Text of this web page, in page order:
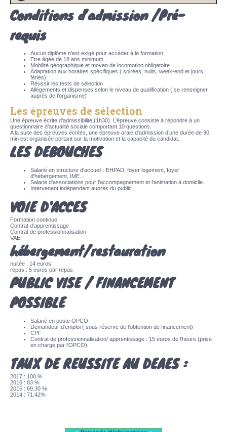
Conditions d’admission /Pré-
requis
Aucun diplôme n’est exigé pour accéder à la formation.
Etre âgée de 18 ans minimum
Mobilité géographique et moyen de locomotion obligatoire
Adaptation aux horaires spécifiques ( soirées, nuits, week-end et jours
fériés)
Réussir les tests de sélection
Allégements et dispenses selon le niveau de qualification ( se renseigner
auprès de l'organisme)
Les épreuves de sélection
Une épreuve écrite d’admissibilité (1h30). L’épreuve consiste à répondre à un
questionnaire d’actualité sociale comportant 10 questions.
A la suite des épreuves écrites, une épreuve orale d’admission d’une durée de 30
min est organisée portant sur la motivation et la capacité du candidat.
LES DEBOUCHES
Salarié en structure d'accueil : EHPAD, foyer logement, foyer
d'hébergement, IME...
Salarié d'associations pour l'accompagnement et l'animation à domicile.
Intervenant indépendant auprès du public.
VOIE D'ACCES
Formation continue
Contrat d'apprentissage
Contrat de professionnalisation
VAE
hébergement/restauration
nuitée : 14 euros
repas : 5 euros par repas
PUBLIC VISE / FINANCEMENT
POSSIBLE
Salarié en poste OPCO
Demandeur d'emploi ( sous réserve de l'obtention de financement)
CPF
Contrat de professionnalisation/ apprentissage : 15 euros de l'heure (prise
en charge par l'OPCO)
TAUX DE REUSSITE AU DEAES :
2017 : 100 %
2016 : 83 %
2015 : 69.30 %
2014 : 71.42%